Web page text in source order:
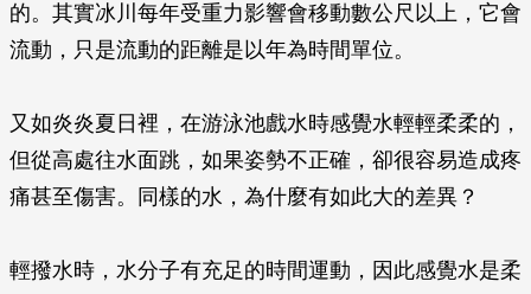
的。其實冰川每年受重力影響會移動數公尺以上，它會
流動，只是流動的距離是以年為時間單位。
又如炎炎夏日裡，在游泳池戲水時感覺水輕輕柔柔的，
但從高處往水面跳，如果姿勢不正確，卻很容易造成疼
痛甚至傷害。同樣的水，為什麼有如此大的差異？
輕撥水時，水分子有充足的時間運動，因此感覺水是柔